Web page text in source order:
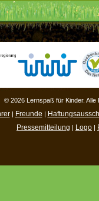
© 2026 Lernspaß für Kinder. Alle
| Freunde |
Pressemitteilung | Logo |